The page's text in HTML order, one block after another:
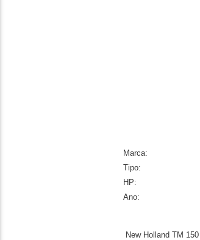
Marca:
Tipo:
HP:
Ano:
New Holland TM 150